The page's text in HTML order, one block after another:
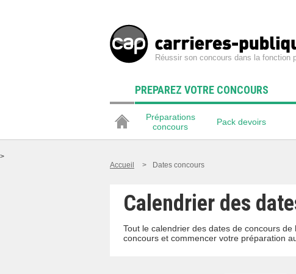
Réussir son concours dans la fonction
PREPAREZ VOTRE CONCOURS
Préparations
concours
Pack devoirs
>
Accueil
> Dates concours
Calendrier des
Tout le calendrier des dates de concours
concours et commencer votre préparation